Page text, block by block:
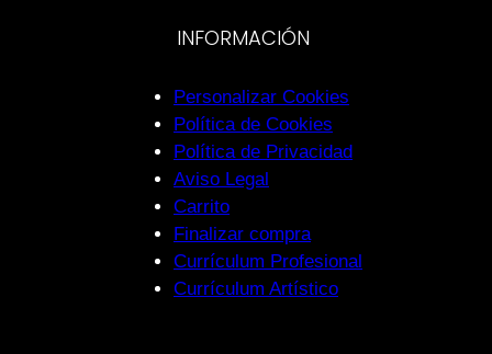
INFORMACIÓN
Personalizar Cookies
Política de Cookies
Política de Privacidad
Aviso Legal
Carrito
Finalizar compra
Currículum Profesional
Currículum Artístico